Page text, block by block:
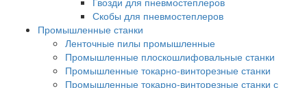
Скобы для пневмостеплеров
Промышленные станки
Ленточные пилы промышленные
Промышленные плоскошлифовальные станки
Промышленные токарно-винторезные станки
Промышленные токарно-винторезные станки с